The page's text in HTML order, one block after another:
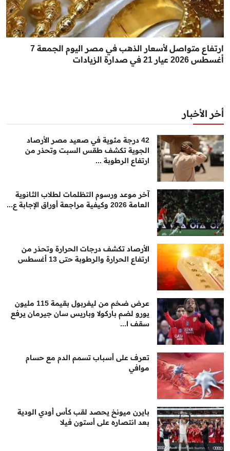
ارتفاع متواصل لأسعار الذهب في مصر اليوم الجمعة 7
أغسطس 2026 عيار 21 في صدارة الزيادات
أخر الأخبار
42 درجة مئوية في صعيد مصر الأرصاد
الجوية تكشف طقس السبت وتحذر من
ارتفاع الرطوبة ...
آخر موعد ورسوم التظلمات لطلاب الثانوية
العامة 2026 وكيفية مراجعة أوراق الإجابة ع...
الأرصاد تكشف درجات الحرارة وتحذر من
ارتفاع الحرارة والرطوبة حتى 13 أغسطس
عرض ضخم من ليفربول بقيمة 115 مليون
يورو لضم باركولا وباريس سان جيرمان يرفع
سقف ا...
تعرف على أسباب تسمم الدم مع حسام
موافي
بايرن ميونخ يحصد لقب كأس أودي الودية
بعد انتصاره على أستون فيلا